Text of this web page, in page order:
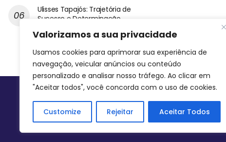
Valorizamos a sua privacidade
Usamos cookies para aprimorar sua experiência de
navegação, veicular anúncios ou conteúdo
personalizado e analisar nosso tráfego. Ao clicar em
"Aceitar todos", você concorda com o uso de cookies.
Customize Rejeitar Aceitar Todos
Ulisses Tapajós: Trajetória de
Sucesso e Determinação
0 SHARES
Siga-nos